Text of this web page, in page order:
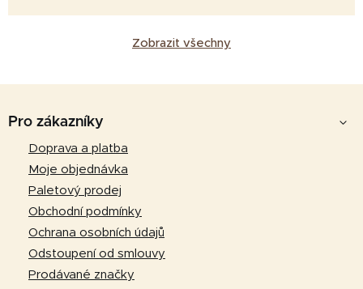
Zobrazit všechny
Pro zákazníky
Doprava a platba
Moje objednávka
Paletový prodej
Obchodní podmínky
Ochrana osobních údajů
Odstoupení od smlouvy
Prodávané značky